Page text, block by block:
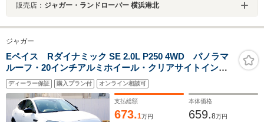
販売店： ジャガー・ランドローバー 横浜港北
ジャガー
Eペイス Rダイナミック SE 2.0L P250 4WD パノラマ
ルーフ・20インチアルミホイール・クリアサイトインテ
リアビューミラー・当店デモカーUP
ディーラー保証 購入プラン付 オンライン相談可
支払総額
673.1万円
本体価格
659.8万円